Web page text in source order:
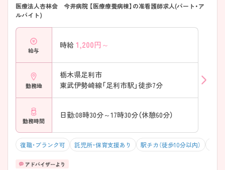
医療法人杏林会 今井病院 【医療療養病棟】の准看護師求人(パート・ア
ルバイト)
給与
時給 1,200円～
勤務地
栃木県足利市
東武伊勢崎線「足利市駅」徒歩7分
勤務時間
日勤:08時30分～17時30分（休憩60分）
復職・ブランク可 託児所・保育支援あり 駅チカ（徒歩10分以内）